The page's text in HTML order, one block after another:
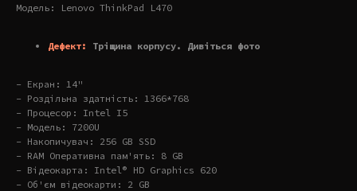
Модель: Lenovo ThinkPad L470
Дефект: Тріщина корпусу. Дивіться фото
- Екран: 14"
- Роздільна здатність: 1366*768
- Процесор: Intel I5
- Модель: 7200U
- Накопичувач: 256 GB SSD
- RAM Оперативна пам'ять: 8 GB
- Відеокарта: Intel® HD Graphics 620
- Об'єм відеокарти: 2 GB